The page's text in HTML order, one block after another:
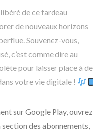
de ce fardeau
de nouveaux horizons
Souvenez-vous,
c’est comme dire au
pour laisser place à de
votre vie digitale !
sur Google Play, ouvrez
section des abonnements,